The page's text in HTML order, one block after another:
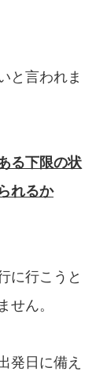
と言われま
る下限の状
れるか
に行こうと
せん。
発日に備え